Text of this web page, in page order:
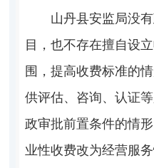
山丹县安监局没
目，也不存在擅自设
围，提高收费标准的
供评估、咨询、认证
政审批前置条件的情
业性收费改为经营服